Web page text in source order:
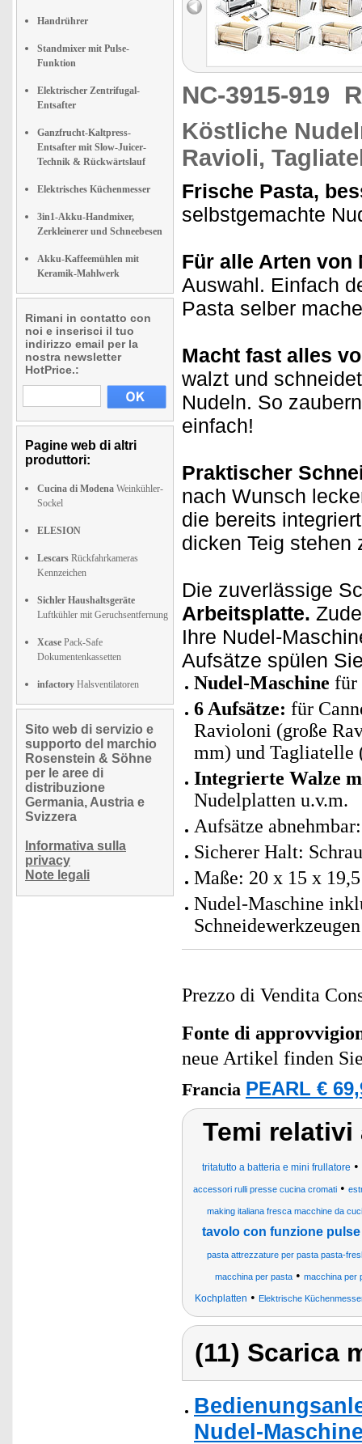
Handrührer
Standmixer mit Pulse-
Funktion
Elektrischer Zentrifugal-
Entsafter
Ganzfrucht-Kaltpress-
Entsafter mit Slow-Juicer-
Technik & Rückwärtslauf
Elektrisches Küchenmesser
3in1-Akku-Handmixer,
Zerkleinerer und Schneebesen
Akku-Kaffeemühlen mit
Keramik-Mahlwerk
Rimani in contatto con
noi e inserisci il tuo
indirizzo email per la
nostra newsletter
HotPrice.:
Pagine web di altri
produttori:
Cucina di Modena Weinkühler-
Sockel
ELESION
Lescars Rückfahrkameras
Kennzeichen
Sichler Haushaltsgeräte
Luftkühler mit Geruchsentfernung
Xcase Pack-Safe
Dokumentenkassetten
infactory Halsventilatoren
Sito web di servizio e
supporto del marchio
Rosenstein & Söhne
per le aree di
distribuzione
Germania, Austria e
Svizzera
Informativa sulla
privacy
Note legali
NC-3915-919
Köstliche
Ravioli,
Frische Pasta,
selbstgemachte
Für alle Arten von
Auswahl. Einfach
Pasta selber
Macht fast alles
walzt und
Nudeln. So
einfach!
Praktischer
nach Wunsch
die bereits
dicken Teig stehen
Die zuverlässige
Arbeitsplatte.
Ihre Nudel-
Aufsätze spülen
Nudel-Maschine für
6 Aufsätze: für
Ravioloni (große
mm) und Tagliatelle
Integrierte Walze
Nudelplatten u.v.m.
Aufsätze
Sicherer Halt:
Maße: 20 x 15 x
Nudel-Maschine
Prezzo di Vendita
Fonte di
neue Artikel finden
Francia PEARL €
Temi relativi
tritatutto a batteria e mini frullatore •
accessori rulli presse cucina cromati •
making italiana fresca macchine da
tavolo con funzione pulse
pasta attrezzature per pasta pasta-
macchina per pasta • macchina per
Kochplatten • Elektrische
(11) Scarica
Nudel-